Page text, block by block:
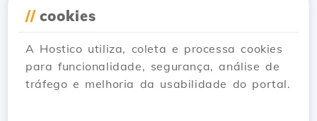
// cookies
A Hostico utiliza, coleta e processa cookies
para funcionalidade, segurança, análise de
tráfego e melhoria da usabilidade do portal.